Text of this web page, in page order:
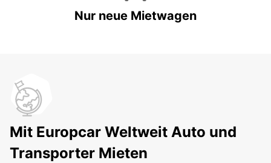
Nur neue Mietwagen
Mit Europcar Weltweit Auto und
Transporter Mieten